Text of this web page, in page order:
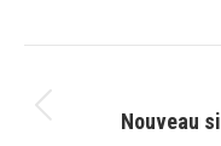
article
Nouveau